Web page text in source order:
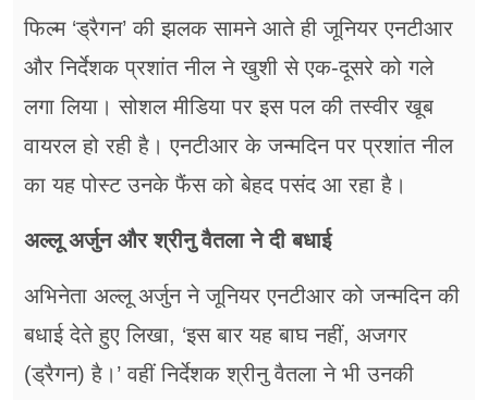
फिल्म ‘ड्रैगन’ की झलक सामने आते ही जूनियर एनटीआर
और निर्देशक प्रशांत नील ने खुशी से एक-दूसरे को गले
लगा लिया। सोशल मीडिया पर इस पल की तस्वीर खूब
वायरल हो रही है। एनटीआर के जन्मदिन पर प्रशांत नील
का यह पोस्ट उनके फैंस को बेहद पसंद आ रहा है।
अल्लू अर्जुन और श्रीनु वैतला ने दी बधाई
अभिनेता अल्लू अर्जुन ने जूनियर एनटीआर को जन्मदिन की
बधाई देते हुए लिखा, ‘इस बार यह बाघ नहीं, अजगर
(ड्रैगन) है।’ वहीं निर्देशक श्रीनु वैतला ने भी उनकी